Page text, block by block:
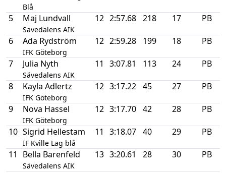
Blå
5 Maj Lundvall
Sävedalens AIK
12 2:57.68 218 17 PB
6 Ada Rydström
IFK Göteborg
12 2:59.28 199 18 PB
7 Julia Nyth
Sävedalens AIK
11 3:07.81 113 24 PB
8 Kayla Adlertz
IFK Göteborg
12 3:17.22 45 27 PB
9 Nova Hassel
IFK Göteborg
12 3:17.70 42 28 PB
10 Sigrid Hellestam
IF Kville Lag blå
11 3:18.07 40 29 PB
11 Bella Barenfeld
Sävedalens AIK
13 3:20.61 28 30 PB